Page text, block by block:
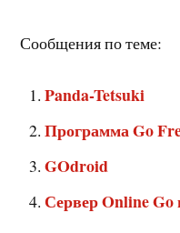
Сообщения по теме:
Panda-Tetsuki
Программа Go
GOdroid
Сервер Online Go